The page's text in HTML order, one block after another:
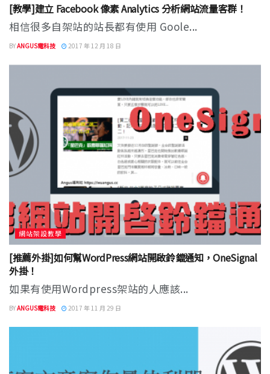
[教學]建立 Facebook 像素 Analytics 分析網站流量客群！
相信很多自架站的站長都有使用 Goole...
BYANGUS電科技 2017 年 12 月 18 日
網站架設教學
[推薦外掛]如何幫WordPress網站開啟鈴鐺通知，OneSignal
外掛！
如果有使用Wordpress架站的人應該...
BYANGUS電科技 2017 年 11 月 29 日